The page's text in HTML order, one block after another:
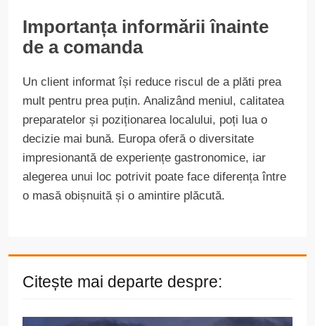
Importanța informării înainte
de a comanda
Un client informat își reduce riscul de a plăti prea
mult pentru prea puțin. Analizând meniul, calitatea
preparatelor și poziționarea localului, poți lua o
decizie mai bună. Europa oferă o diversitate
impresionantă de experiențe gastronomice, iar
alegerea unui loc potrivit poate face diferența între
o masă obișnuită și o amintire plăcută.
Citește mai departe despre: